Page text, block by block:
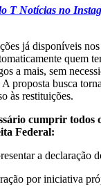
T Notícias no
já disponíveis
quem
a mais, sem
proposta busca
às restituições.
cumprir todos
Federal:
a declaração
por iniciativa